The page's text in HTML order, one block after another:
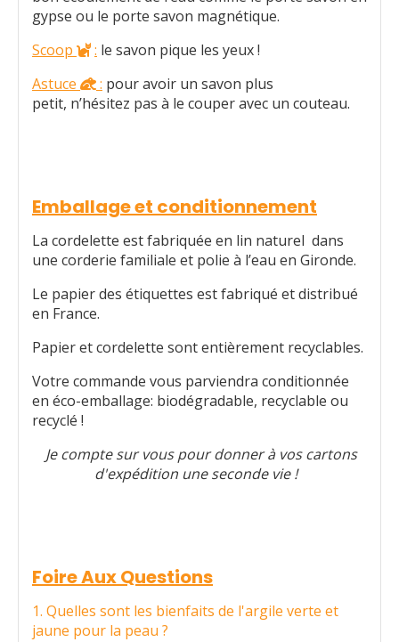
gypse ou le porte savon magnétique.
Scoop  : le savon pique les yeux !
Astuce  : pour avoir un savon plus
petit, n’hésitez pas à le couper avec un couteau.
Emballage et conditionnement
La cordelette est fabriquée en lin naturel dans
une corderie familiale et polie à l’eau en Gironde.
Le papier des étiquettes est fabriqué et distribué
en France.
Papier et cordelette sont entièrement recyclables.
Votre commande vous parviendra conditionnée
en éco-emballage: biodégradable, recyclable ou
recyclé !
Je compte sur vous pour donner à vos cartons
d'expédition une seconde vie !
Foire Aux Questions
1. Quelles sont les bienfaits de l'argile verte et
jaune pour la peau ?